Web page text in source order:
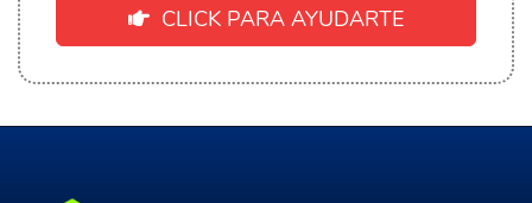
CLICK PARA AYUDARTE